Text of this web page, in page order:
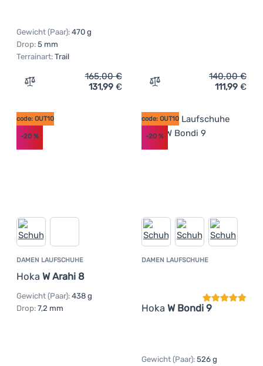
Gewicht (Paar): 470 g
Drop: 5 mm
Terrainart: Trail
Zum Vergleich 'Damen Laufschuhe Hoka W Speedgoat
165,00€
131,99 € Zum Vergleich
140,00€
111,99 €
DAMEN LAUFSCHUHE
Hoka W Arahi 8
code: OUT10
-20 %
Gewicht (Paar): 438 g
Drop: 7,2 mm
DAMEN LAUFSCHUHE
Hoka W Bondi 9
code: OUT10
-20%
Gewicht (Paar): 526 g